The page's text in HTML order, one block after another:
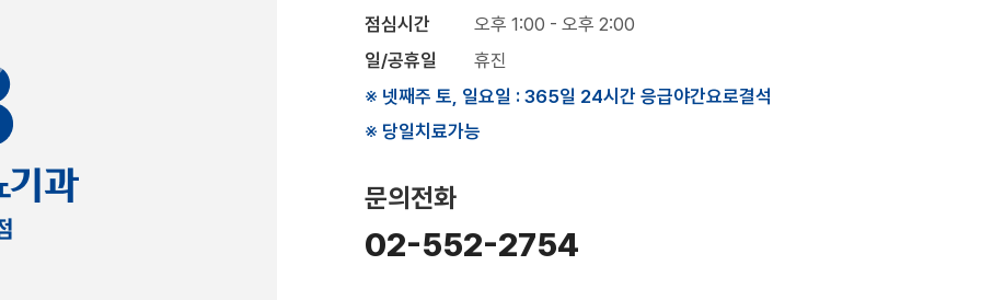
점심시간
오후 1:00 - 오후 2:00
일/공휴일
휴진
※ 넷째주 토, 일요일 : 365일 24시간 응급야간요로결석
※ 당일치료가능
문의전화
02-552-2754